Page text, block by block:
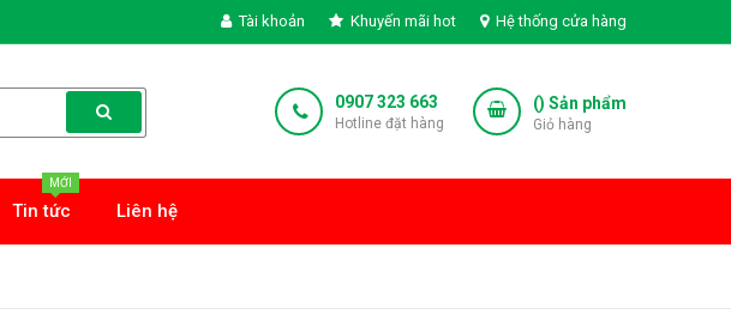
Tài khoản Khuyến mãi hot Hệ thống cửa hàng
0907 323 663
Hotline đặt hàng
() Sản phẩm
Giỏ hàng
Tin tức
MỚI
Liên hệ